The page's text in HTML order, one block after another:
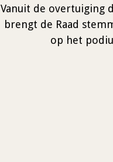
Vanuit de overtuiging
brengt de Raad
op het